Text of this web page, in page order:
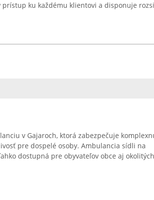
ku každému klientovi a disponuje
v Gajaroch, ktorá zabezpečuje
pre dospelé osoby. Ambulancia sídli na
dostupná pre obyvateľov obce aj okolitých